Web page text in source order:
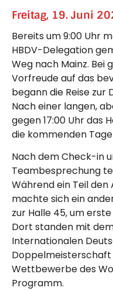
Freitag, 19. Juni
Bereits um 9:00 Uhr
HBDV-Delegation
Weg nach Mainz. Bei
Vorfreude auf das
begann die Reise
Nach einer langen,
gegen 17:00 Uhr das
die kommenden
Nach dem Check-in
Teambesprechung
Während ein Teil den
machte sich ein
zur Halle 45, um
Dort standen mit
Internationalen
Wettbewerbe des
Programm.